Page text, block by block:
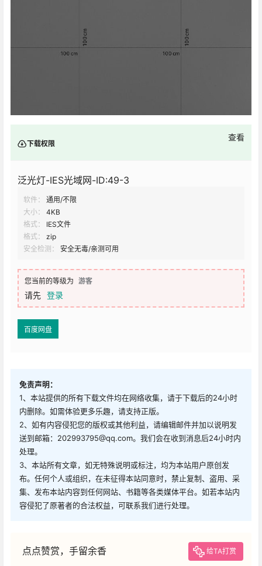
下载权限
查看
泛光灯-IES光域网-ID:49-3
软件：
通用/不限
大小：
4KB
格式：
IES文件
格式：
zip
安全检测：
安全无毒/亲测可用
您当前的等级为 游客
请先 登录
百度网盘
免责声明：
1、本站提供的所有下载文件均在网络收集，请于下载后的24小时
内删除。如需体验更多乐趣，请支持正版。
2、如有内容侵犯您的版权或其他利益，请编辑邮件并加以说明发
送到邮箱：202993795@qq.com。我们会在收到消息后24小时内
处理。
3、本站所有文章，如无特殊说明或标注，均为本站用户原创发
布。任何个人或组织，在未征得本站同意时，禁止复制、盗用、采
集、发布本站内容到任何网站、书籍等各类媒体平台。如若本站内
容侵犯了原著者的合法权益，可联系我们进行处理。
点点赞赏，手留余香 给TA打赏